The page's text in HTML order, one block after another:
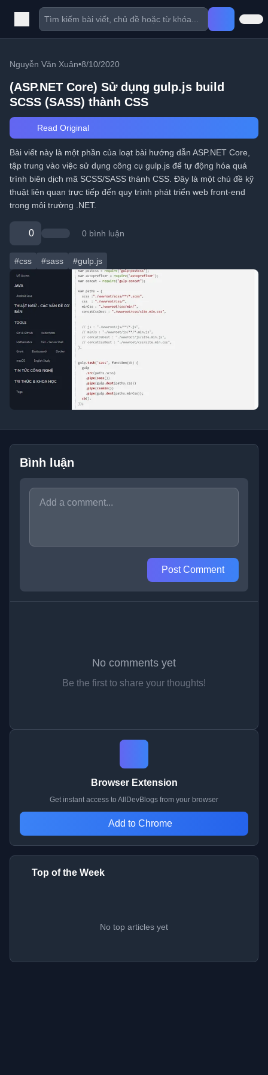
Nguyễn Văn Xuân•8/10/2020
(ASP.NET Core) Sử dụng gulp.js build
SCSS (SASS) thành CSS
Read Original
Bài viết này là một phần của loạt bài hướng dẫn ASP.NET Core,
tập trung vào việc sử dụng công cụ gulp.js để tự động hóa quá
trình biên dịch mã SCSS/SASS thành CSS. Đây là một chủ đề kỹ
thuật liên quan trực tiếp đến quy trình phát triển web front-end
trong môi trường .NET.
0 0 bình luận
#css #sass #gulp.js
Bình luận
Post Comment
No comments yet
Be the first to share your thoughts!
Browser Extension
Get instant access to AllDevBlogs from your browser
Add to Chrome
Top of the Week
No top articles yet